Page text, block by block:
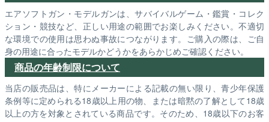
エアソフトガン・モデルガンは、サバイバルゲーム・鑑賞・コレク
ション・競技など、正しい用途の範囲でお楽しみください。不適切
な環境での使用は思わぬ事故につながります。ご購入の際は、ご自
身の用途に合ったモデルかどうかをあらかじめご確認ください。
商品の年齢制限について
当店の販売品は、特にメーカーによる記載の無い限り、青少年保護
条例等に定められる18歳以上用の物、または暗黙の了解として18歳
以上の方を対象とされている商品です。そのため、18歳以下のお客